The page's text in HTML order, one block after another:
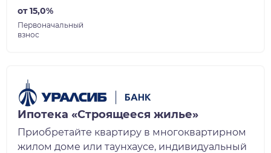
от 15,0%
Первоначальный
взнос
Ипотека «Строящееся жилье»
Приобретайте квартиру в многоквартирном
жилом доме или таунхаусе, индивидуальный